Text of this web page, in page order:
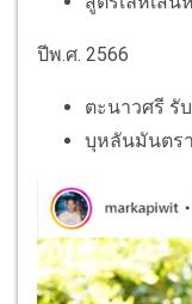
ปีพ.ศ. 2566
ตะนาวศรี รั
บุหลันมันตร